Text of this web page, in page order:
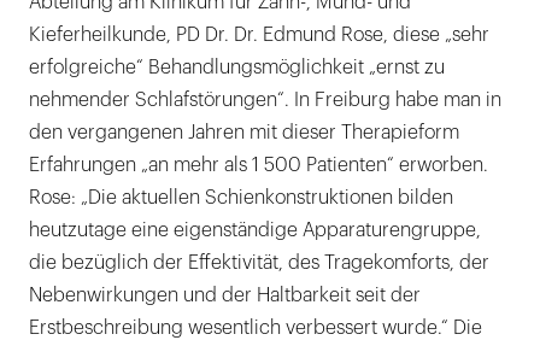
Kieferheilkunde, PD Dr. Dr. Edmund Rose, diese „sehr
erfolgreiche“ Behandlungsmöglichkeit „ernst zu
nehmender Schlafstörungen“. In Freiburg habe man in
den vergangenen Jahren mit dieser Therapieform
Erfahrungen „an mehr als 1 500 Patienten“ erworben.
Rose: „Die aktuellen Schienkonstruktionen bilden
heutzutage eine eigenständige Apparaturengruppe,
die bezüglich der Effektivität, des Tragekomforts, der
Nebenwirkungen und der Haltbarkeit seit der
Erstbeschreibung wesentlich verbessert wurde.“ Die